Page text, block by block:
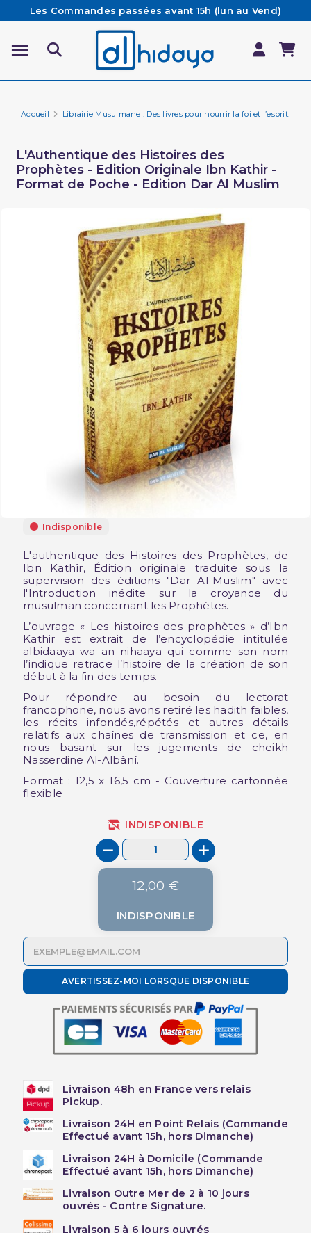
Les Commandes passées avant 15h (lun au Vend)
sont préparées et expédiées le jour même
Besoin d'aide ? Retrouvez notre FAQ
Livraison offerte à partir de 65€ d'achat*
Accueil Librairie Musulmane : Des livres pour nourrir la foi et l’esprit.
L'Authentique des Histoires des
Prophètes - Edition Originale Ibn Kathir -
Format de Poche - Edition Dar Al Muslim
Indisponible
L'authentique des Histoires des Prophètes, de
Ibn Kathîr, Édition originale traduite sous la
supervision des éditions "Dar Al-Muslim" avec
l'Introduction inédite sur la croyance du
musulman concernant les Prophètes.
L’ouvrage « Les histoires des prophètes » d’Ibn
Kathir est extrait de l’encyclopédie intitulée
albidaaya wa an nihaaya qui comme son nom
l’indique retrace l’histoire de la création de son
début à la fin des temps.
Pour répondre au besoin du lectorat
francophone, nous avons retiré les hadith faibles,
les récits infondés,répétés et autres détails
relatifs aux chaînes de transmission et ce, en
nous basant sur les jugements de cheikh
Nasserdine Al-Albânî.
Format : 12,5 x 16,5 cm - Couverture cartonnée
flexible
INDISPONIBLE
12,00 €
INDISPONIBLE
AVERTISSEZ-MOI LORSQUE DISPONIBLE
Livraison 48h en France vers relais
Pickup.
Livraison 24H en Point Relais (Commande
Effectué avant 15h, hors Dimanche)
Livraison 24H à Domicile (Commande
Effectué avant 15h, hors Dimanche)
Livraison Outre Mer de 2 à 10 jours
ouvrés - Contre Signature.
Livraison 5 à 6 jours ouvrés